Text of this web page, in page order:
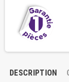
DESCRIPTION